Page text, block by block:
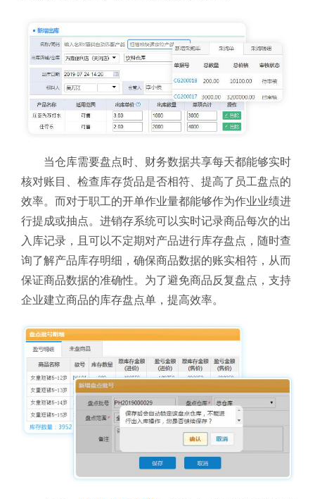
当仓库需要盘点时、财务数据共享每天都能够实时
核对账目、检查库存货品是否相符、提高了员工盘点的
效率。而对于职工的开单作业量都能够作为作业业绩进
行提成或抽点。进销存系统可以实时记录商品每次的出
入库记录，且可以不定期对产品进行库存盘点，随时查
询了解产品库存明细，确保商品数据的账实相符，从而
保证商品数据的准确性。为了避免商品反复盘点，支持
企业建立商品的库存盘点单，提高效率。